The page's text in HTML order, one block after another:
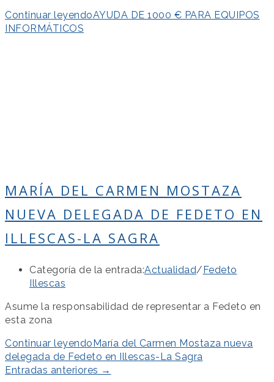
Continuar leyendoAYUDA DE 1000 € PARA EQUIPOS
INFORMÁTICOS
MARÍA DEL CARMEN MOSTAZA
NUEVA DELEGADA DE FEDETO EN
ILLESCAS-LA SAGRA
Categoría de la entrada:Actualidad/Fedeto
Illescas
Asume la responsabilidad de representar a Fedeto en
esta zona
Continuar leyendoMaría del Carmen Mostaza nueva
delegada de Fedeto en Illescas-La Sagra
Entradas anteriores →